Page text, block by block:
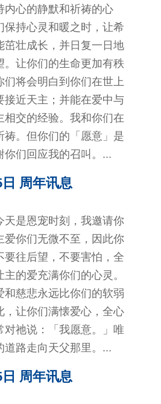
内心的静默和祈祷的心
保持心灵和暖之时，让希
茁壮成长，并日复一日地
。让你们的生命更加有秩
们将会明白到你们在世上
接近天主；并能在爱中与
相交的经验。我和你们在
祷。但你们的「愿意」是
你们回应我的召叫。...
周年讯息
天是恩宠时刻，我邀请你
爱你们无微不至，因此你
要往后望，不要害怕，全
的爱充满你们的心灵。
和慈悲永远比你们的软弱
，让你们满懐爱心，全心
对祂说：「我愿意。」唯
道路走向天父那里。...
周年讯息